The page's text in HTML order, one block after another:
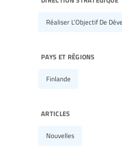
Réaliser L’Objectif De
pays et régions
Finlande
articles
Nouvelles